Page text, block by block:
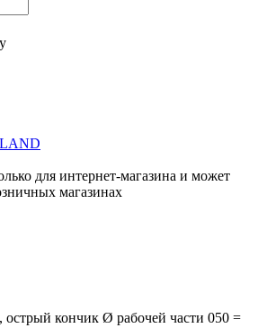
для интернет-магазина и может
магазинах
кончик Ø рабочей части 050 =